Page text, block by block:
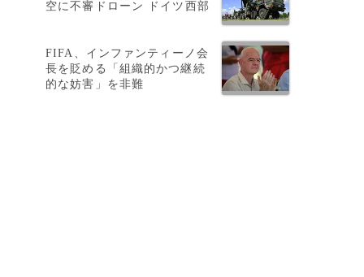
空に不審ドローン ドイツ西部
FIFA、インファンティーノ会
長を貶める「組織的かつ継続
的な妨害」を非難